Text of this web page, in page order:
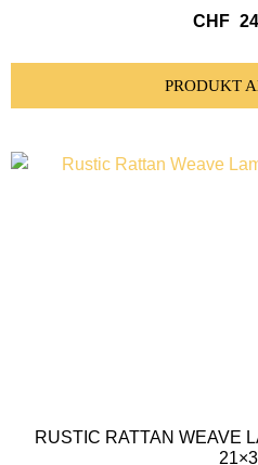
CHF
PRODUKT
RUSTIC RATTAN WEAVE